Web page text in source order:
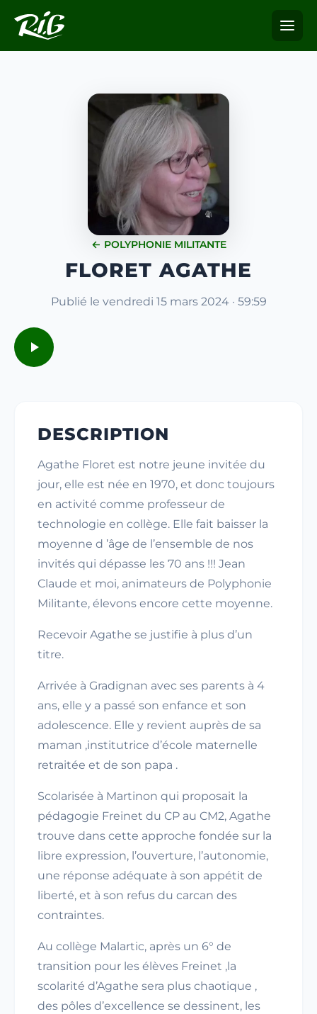
← POLYPHONIE MILITANTE
FLORET AGATHE
Publié le vendredi 15 mars 2024 · 59:59
DESCRIPTION
Agathe Floret est notre jeune invitée du
jour, elle est née en 1970, et donc toujours
en activité comme professeur de
technologie en collège. Elle fait baisser la
moyenne d ’âge de l’ensemble de nos
invités qui dépasse les 70 ans !!! Jean
Claude et moi, animateurs de Polyphonie
Militante, élevons encore cette moyenne.
Recevoir Agathe se justifie à plus d’un
titre.
Arrivée à Gradignan avec ses parents à 4
ans, elle y a passé son enfance et son
adolescence. Elle y revient auprès de sa
maman ,institutrice d’école maternelle
retraitée et de son papa .
Scolarisée à Martinon qui proposait la
pédagogie Freinet du CP au CM2, Agathe
trouve dans cette approche fondée sur la
libre expression, l’ouverture, l’autonomie,
une réponse adéquate à son appétit de
liberté, et à son refus du carcan des
contraintes.
Au collège Malartic, après un 6° de
transition pour les élèves Freinet ,la
scolarité d’Agathe sera plus chaotique ,
des pôles d’excellence se dessinent, les